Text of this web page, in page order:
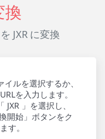
換
JXR に変換
ルを選択するか、
を入力します。
」を選択し、
開始」ボタンをク
す。